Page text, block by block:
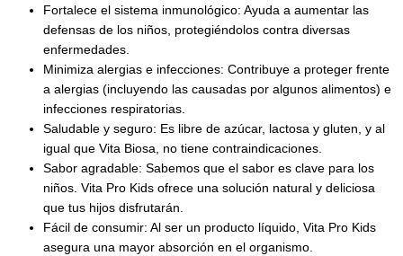
Fortalece el sistema inmunológico: Ayuda a aumentar las
defensas de los niños, protegiéndolos contra diversas
enfermedades.
Minimiza alergias e infecciones: Contribuye a proteger frente
a alergias (incluyendo las causadas por algunos alimentos) e
infecciones respiratorias.
Saludable y seguro: Es libre de azúcar, lactosa y gluten, y al
igual que Vita Biosa, no tiene contraindicaciones.
Sabor agradable: Sabemos que el sabor es clave para los
niños. Vita Pro Kids ofrece una solución natural y deliciosa
que tus hijos disfrutarán.
Fácil de consumir: Al ser un producto líquido, Vita Pro Kids
asegura una mayor absorción en el organismo.